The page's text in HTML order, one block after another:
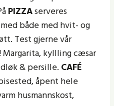
PIZZAserveres
både med hvit- og
Test gjerne vår
kyllling cæsar
& persille. CAFÉ
åpent hele
husmannskost,